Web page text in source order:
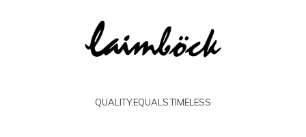
QUALITY.EQUALS.TIMELESS